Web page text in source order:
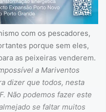
com os pescadores,
porque sem eles,
as peixeiras venderem.
a Mariventos
dizer que todos, nesta
Não podemos fazer este
se faltar muitos